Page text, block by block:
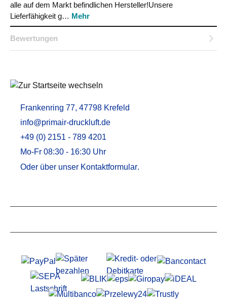
alle auf dem Markt befindlichen Hersteller!Unsere
Lieferfähigkeit g… Mehr
Bewertungen
Frankenring 77, 47798 Krefeld
info@primair-druckluft.de
+49 (0) 2151 - 789 4201
Mo-Fr 08:30 - 16:30 Uhr
Oder über unser Kontaktformular.